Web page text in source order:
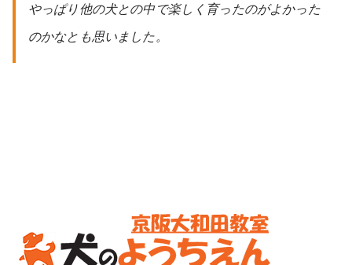
やっぱり他の犬との中で楽しく育ったのがよかった
のかなとも思いました。